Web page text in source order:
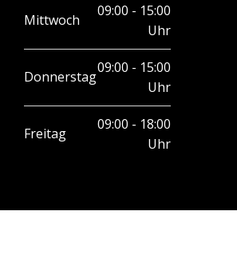
Mittwoch
09:00 - 15:00
Uhr
Donnerstag
09:00 - 15:00
Uhr
Freitag
09:00 - 18:00
Uhr